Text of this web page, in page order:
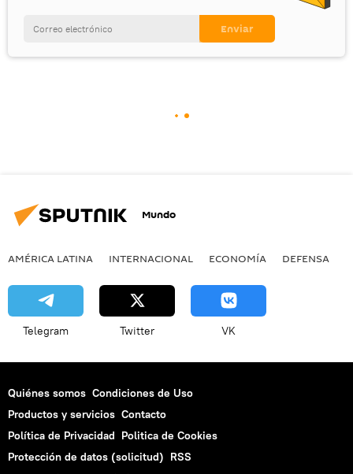
Mundo
AMÉRICA LATINA INTERNACIONAL ECONOMÍA DEFENSA
Telegram Twitter VK
Quiénes somos Condiciones de Uso
Productos y servicios Contacto
Política de Privacidad Politica de Cookies
Protección de datos (solicitud) RSS